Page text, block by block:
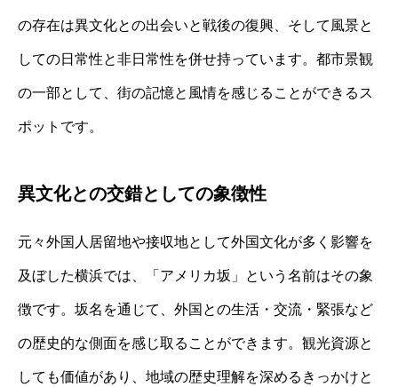
の存在は異文化との出会いと戦後の復興、そして風景と
しての日常性と非日常性を併せ持っています。都市景観
の一部として、街の記憶と風情を感じることができるス
ポットです。
異文化との交錯としての象徴性
元々外国人居留地や接収地として外国文化が多く影響を
及ぼした横浜では、「アメリカ坂」という名前はその象
徴です。坂名を通じて、外国との生活・交流・緊張など
の歴史的な側面を感じ取ることができます。観光資源と
しても価値があり、地域の歴史理解を深めるきっかけと